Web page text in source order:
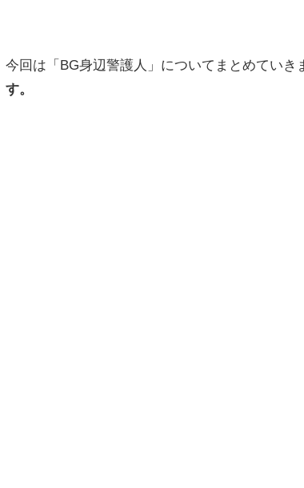
今回は「BG身辺警護人」についてまとめていき
す。